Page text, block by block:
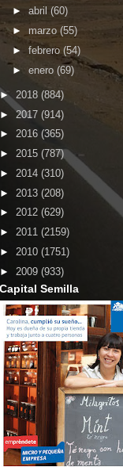
► abril (60)
► marzo (55)
► febrero (54)
► enero (69)
► 2018 (884)
►2017 (914)
► 2016 (365)
► 2015 (787)
► 2014 (310)
► 2013 (208)
► 2012 (629)
► 2011 (2159)
► 2010 (1751)
► 2009 (933)
Capital Semilla